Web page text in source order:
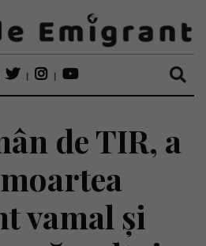
de TIR, a
vamal și